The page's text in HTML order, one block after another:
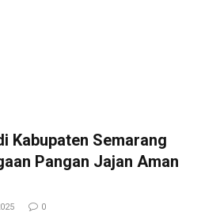
Kabupaten Semarang
Pangan Jajan Aman
0